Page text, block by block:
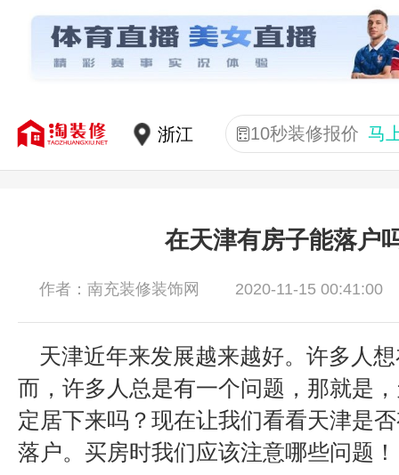
10秒装修报价 马
在天津有房子能落户
作者：南充装修装饰网 2020-11-15 00:41:00
天津近年来发展越来越好。许多人
而，许多人总是有一个问题，那就是
定居下来吗？现在让我们看看天津是
落户。买房时我们应该注意哪些问题！